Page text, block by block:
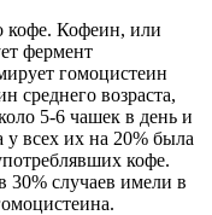
кофе. Кофеин, или
фермент
гомоцистеин
среднего возраста,
5-6 чашек в день и
всех их на 20% была
кофе.
случаев имели в